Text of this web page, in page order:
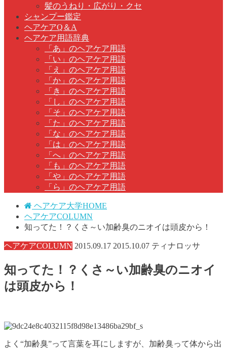
髪のうねり・広がり・クセ
シャンプー鑑定
ヘアケアQ＆A
ヘアケア用語辞典
「あ」のヘアケア用語
「い」のヘアケア用語
「え」のヘアケア用語
「か」のヘアケア用語
「き」のヘアケア用語
「し」のヘアケア用語
「そ」のヘアケア用語
「た」のヘアケア用語
「な」のヘアケア用語
「は」のヘアケア用語
「へ」のヘアケア用語
「も」のヘアケア用語
「や」のヘアケア用語
「ら」のヘアケア用語
ヘアケア大学HOME
ヘアケアCOLUMN
知ってた！？くさ～い加齢臭のニオイは頭皮から！
ヘアケアCOLUMN 2015.09.17 2015.10.07 ティナロッサ
知ってた！？くさ～い加齢臭のニオイ
は頭皮から！
よく“加齢臭”って言葉を耳にしますが、加齢臭って体から出